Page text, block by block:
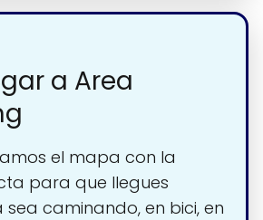
a Area
el mapa con la
para que llegues
sea caminando, en bici, en